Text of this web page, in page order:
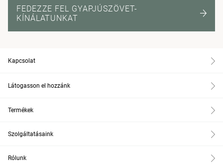
FEDEZZE FEL GYAPJÚSZÖVET-
KÍNÁLATUNKAT
Kapcsolat
Látogasson el hozzánk
Termékek
Szolgáltatásaink
Rólunk